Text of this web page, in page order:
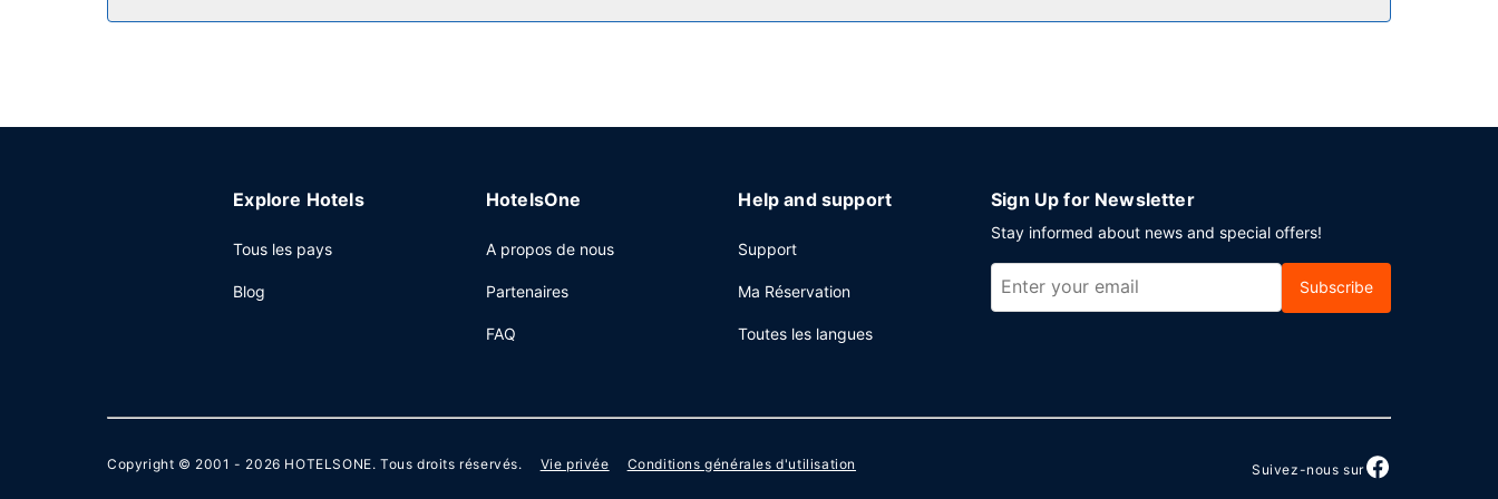
Explore Hotels
Tous les pays
Blog
HotelsOne
A propos de nous
Partenaires
FAQ
Help and support
Support
Ma Réservation
Toutes les langues
Sign Up for Newsletter
Stay informed about news and special offers!
Subscribe
Copyright © 2001 - 2026 HOTELSONE. Tous droits réservés. Vie privée Conditions générales d'utilisation Suivez-nous sur